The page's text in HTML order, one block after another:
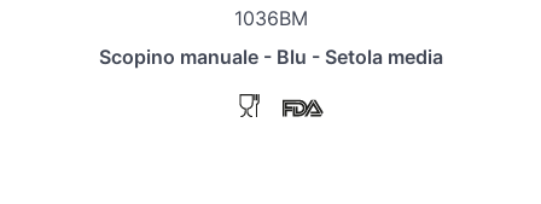
1036BM
Scopino manuale - Blu - Setola media